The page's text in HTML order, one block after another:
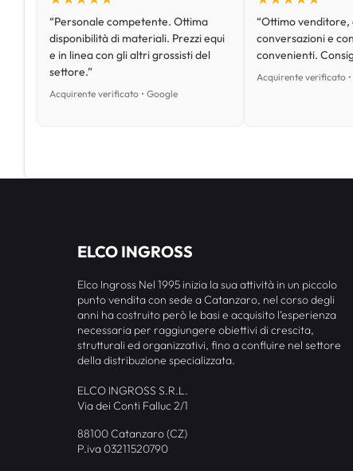
“Personale competente. Ottima
disponibilità di materiali. Prezzi equi
e in linea con gli altri grossisti del
settore.”
Acquirente verificato • Google
“Ottimo venditore,
conversazioni e
convenienti.
Acquirente verificato
ELCO INGROSS
Elco Ingross Nel 1995 inizia la sua attività in un piccolo
punto vendita con sede a Catanzaro, nel corso degli
anni ha costruito però le basi e acquisito l’esperienza
necessaria per raggiungere obiettivi di crescita,
strutturali ed organizzativi, fino a confluire nel settore
della distribuzione specializzata.
ELCO INGROSS S.R.L.
Via dei Conti Falluc 2/1
88100 Catanzaro (CZ)
P.iva 03211520790